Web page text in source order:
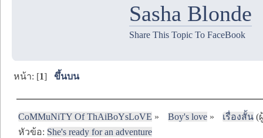
Sasha Blonde
Share This Topic To FaceBook
หน้า: [1]ขึ้นบน
CoMMuNiTY Of ThAiBoYsLoVE » Boy's love» เรื่องสั้น(
หัวข้อ: She's ready for an adventure